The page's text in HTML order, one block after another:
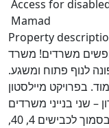
Access for
Mamad
Property
משרדים! משרד
פונה לנוף פתוח ומשגע.
בפרויקט מיילסטון
– שני בנייני משרדים
מפוארים במתחם היי-טק וביוטק נוצץ, בסמוך לכבישים 4, 40,